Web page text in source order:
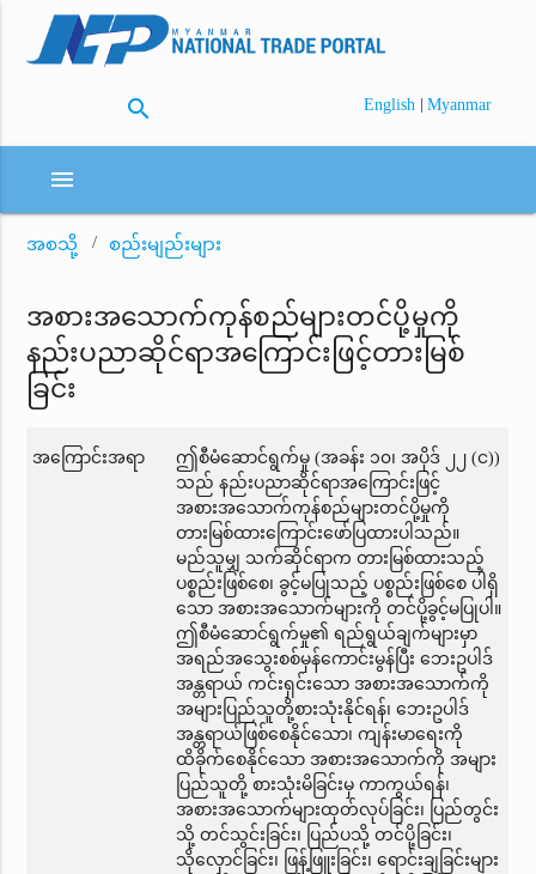
search English | Myanmar
menu
အစသို့ စည်းမျည်းများ
အစားအသောက်ကုန်စည်များတင်ပို့မှုကို
နည်းပညာဆိုင်ရာအကြောင်းဖြင့်တားမြစ်
ခြင်း
အကြောင်းအရာ
ဤစီမံဆောင်ရွက်မှု (အခန်း ၁၀၊ အပိုဒ် ၂၂ (င))
သည် နည်းပညာဆိုင်ရာအကြောင်းဖြင့်
အစားအသောက်ကုန်စည်များတင်ပို့မှုကို
တားမြစ်ထားကြောင်းဖော်ပြထားပါသည်။
မည်သူမျှ သက်ဆိုင်ရာက တားမြစ်ထားသည့်
ပစ္စည်းဖြစ်စေ၊ ခွင့်မပြုသည့် ပစ္စည်းဖြစ်စေ ပါရှိ
သော အစားအသောက်များကို တင်ပို့ခွင့်မပြုပါ။
ဤစီမံဆောင်ရွက်မှု၏ ရည်ရွယ်ချက်များမှာ
အရည်အသွေးစစ်မှန်ကောင်းမွန်ပြီး ဘေးဥပါဒ်
အန္တရာယ် ကင်းရှင်းသော အစားအသောက်ကို
အများပြည်သူတို့စားသုံးနိုင်ရန်၊ ဘေးဥပါဒ်
အန္တရာယ်ဖြစ်စေနိုင်သော၊ ကျန်းမာရေးကို
ထိခိုက်စေနိုင်သော အစားအသောက်ကို အများ
ပြည်သူတို့ စားသုံးမိခြင်းမှ ကာကွယ်ရန်၊
အစားအသောက်များထုတ်လုပ်ခြင်း၊ ပြည်တွင်း
သို့ တင်သွင်းခြင်း၊ ပြည်ပသို့ တင်ပို့ခြင်း၊
သိုလှောင်ခြင်း၊ ဖြန့်ဖြူးခြင်း၊ ရောင်းချခြင်းများ